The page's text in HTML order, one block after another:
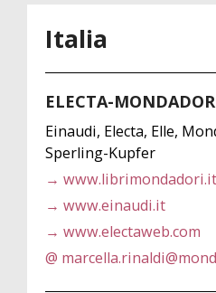
Italia
ELECTA-
Einaudi, Electa, Elle,
Sperling-Kupfer
→ www.librimondadori.it
→ www.einaudi.it
→ www.electaweb.com
@